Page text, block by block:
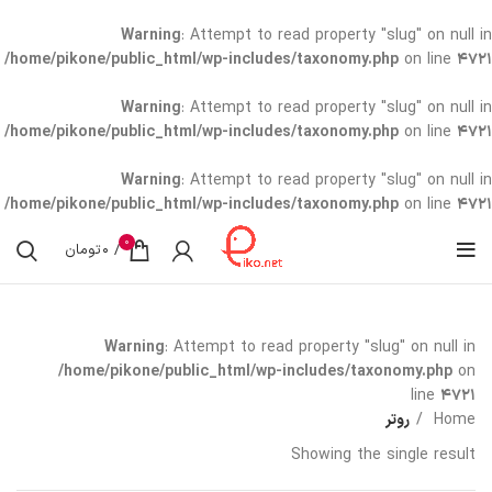
Warning: Attempt to read property "slug" on null in
/home/pikone/public_html/wp-includes/taxonomy.php on line 4721
Warning: Attempt to read property "slug" on null in
/home/pikone/public_html/wp-includes/taxonomy.php on line 4721
Warning: Attempt to read property "slug" on null in
/home/pikone/public_html/wp-includes/taxonomy.php on line 4721
0
/
0تومان
Warning: Attempt to read property "slug" on null in
/home/pikone/public_html/wp-includes/taxonomy.php on
line 4721
Home
روتر
Showing the single result